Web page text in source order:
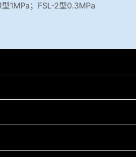
1MPa；FSL-2型0.3MPa
；功率：18kW